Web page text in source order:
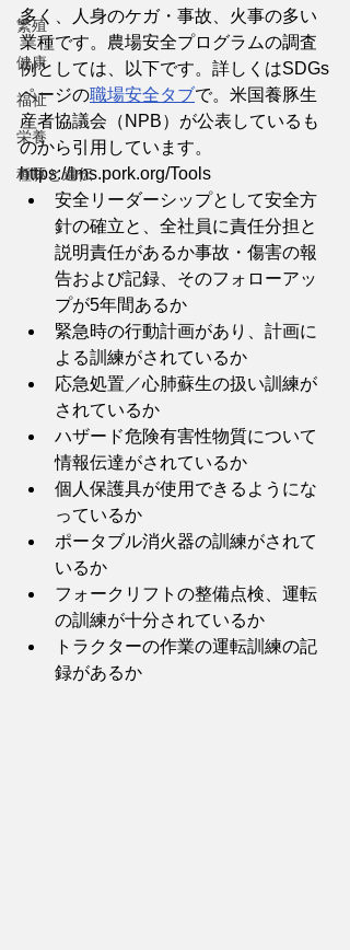
繁殖
健康
福祉
栄養
種豚と遺伝
多く、人身のケガ・事故、火事の多い
業種です。農場安全プログラムの調査
例としては、以下です。詳しくはSDGs
ページの職場安全タブで。米国養豚生
産者協議会（NPB）が公表しているも
のから引用しています。
https://lms.pork.org/Tools
安全リーダーシップとして安全方
針の確立と、全社員に責任分担と
説明責任があるか事故・傷害の報
告および記録、そのフォローアッ
プが5年間あるか
緊急時の行動計画があり、計画に
よる訓練がされているか
応急処置／心肺蘇生の扱い訓練が
されているか
ハザード危険有害性物質について
情報伝達がされているか
個人保護具が使用できるようにな
っているか
ポータブル消火器の訓練がされて
いるか
フォークリフトの整備点検、運転
の訓練が十分されているか
トラクターの作業の運転訓練の記
録があるか